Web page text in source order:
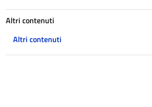
Altri contenuti
Altri contenuti